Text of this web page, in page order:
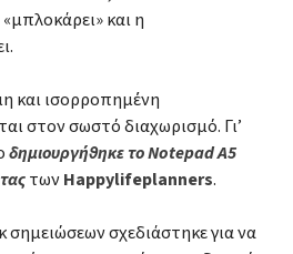
και η
και ισορροπημένη
στον σωστό διαχωρισμό. Γι’
δημιουργήθηκε το Notepad A5
τωνHappylifeplanners.
σχεδιάστηκε για να